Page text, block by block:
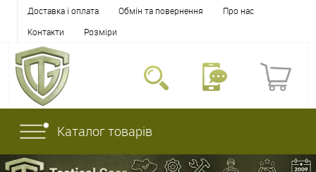
Доставка і оплата Обмін та повернення
Про нас
Контакти
Розміри
Каталог товарів